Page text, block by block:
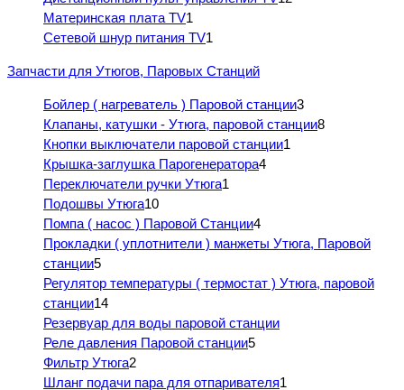
Материнская плата TV1
Сетевой шнур питания TV1
Запчасти для Утюгов, Паровых Станций
Бойлер ( нагреватель ) Паровой станции3
Клапаны, катушки - Утюга, паровой станции8
Кнопки выключатели паровой станции1
Крышка-заглушка Парогенератора4
Переключатели ручки Утюга1
Подошвы Утюга10
Помпа ( насос ) Паровой Станции4
Прокладки ( уплотнители ) манжеты Утюга, Паровой
станции5
Регулятор температуры ( термостат ) Утюга, паровой
станции14
Резервуар для воды паровой станции
Реле давления Паровой станции5
Фильтр Утюга2
Шланг подачи пара для отпаривателя1